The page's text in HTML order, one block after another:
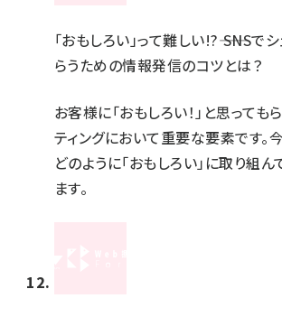
「おもしろい」って難しい!?―― SNSで
らうための情報発信のコツとは？
お客様に「おもしろい！」と思っても
ティングにおいて重要な要素です。
どのように「おもしろい」に取り組
ます。